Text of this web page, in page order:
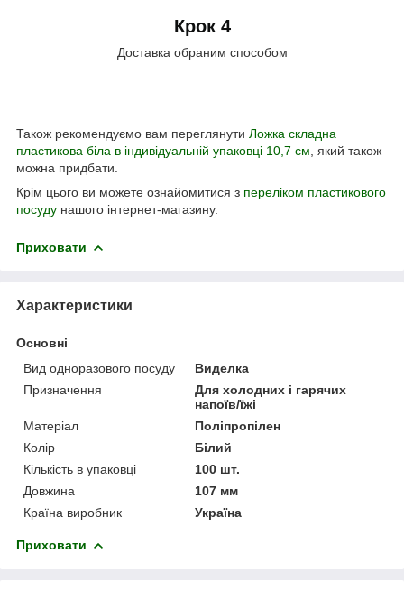
Крок 4
Доставка обраним способом
Також рекомендуємо вам переглянути Ложка складна
пластикова біла в індивідуальній упаковці 10,7 см , який також
можна придбати.
Крім цього ви можете ознайомитися з переліком пластикового
посуду нашого інтернет-магазину.
Приховати
Характеристики
Основні
Вид одноразового посуду
Виделка
Призначення
Для холодних і гарячих
напоїв/їжі
Матеріал
Поліпропілен
Колір
Білий
Кількість в упаковці
100 шт.
Довжина
107 мм
Країна виробник
Україна
Приховати